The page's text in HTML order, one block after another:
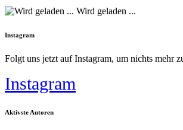
Wird geladen ...
Instagram
Folgt uns jetzt auf Instagram, um nichts mehr
Instagram
Aktivste Autoren